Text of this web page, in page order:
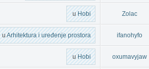
uHobi Zolac
uArhitektura i uređenje prostora ifanohyfo
uHobi oxumavyjaw